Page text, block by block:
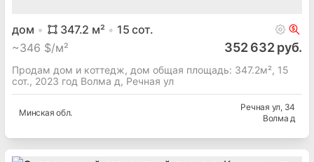
дом 347.2 м² 15 сот.
~346 $/м² 352 632 руб.
Продам дом и коттедж, дом общая площадь: 347.2м², 15
сот., 2023 год Волма д, Речная ул
Минская обл.
Речная ул, 34
Волма д